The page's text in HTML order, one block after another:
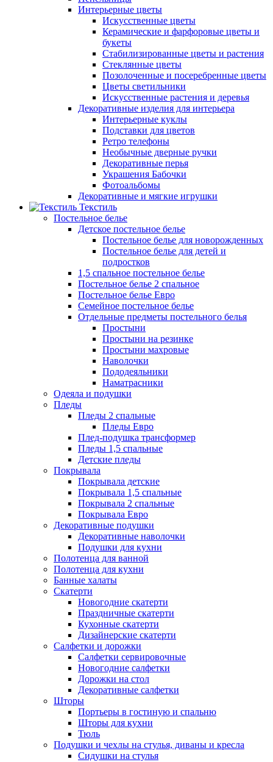
Интерьерные цветы
Искусственные цветы
Керамические и фарфоровые цветы и
букеты
Стабилизированные цветы и растения
Стеклянные цветы
Позолоченные и посеребренные цветы
Цветы светильники
Искусственные растения и деревья
Декоративные изделия для интерьера
Интерьерные куклы
Подставки для цветов
Ретро телефоны
Необычные дверные ручки
Декоративные перья
Украшения Бабочки
Фотоальбомы
Декоративные и мягкие игрушки
Текстиль
Постельное белье
Детское постельное белье
Постельное белье для новорожденных
Постельное белье для детей и
подростков
1,5 спальное постельное белье
Постельное белье 2 спальное
Постельное белье Евро
Семейное постельное белье
Отдельные предметы постельного белья
Простыни
Простыни на резинке
Простыни махровые
Наволочки
Пододеяльники
Наматрасники
Одеяла и подушки
Пледы
Пледы 2 спальные
Пледы Евро
Плед-подушка трансформер
Пледы 1,5 спальные
Детские пледы
Покрывала
Покрывала детские
Покрывала 1,5 спальные
Покрывала 2 спальные
Покрывала Евро
Декоративные подушки
Декоративные наволочки
Подушки для кухни
Полотенца для ванной
Полотенца для кухни
Банные халаты
Скатерти
Новогодние скатерти
Праздничные скатерти
Кухонные скатерти
Дизайнерские скатерти
Салфетки и дорожки
Салфетки сервировочные
Новогодние салфетки
Дорожки на стол
Декоративные салфетки
Шторы
Портьеры в гостиную и спальню
Шторы для кухни
Тюль
Подушки и чехлы на стулья, диваны и кресла
Сидушки на стулья